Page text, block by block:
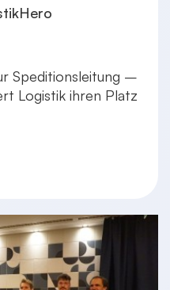
Speditionsleitung –
Logistik ihren Platz